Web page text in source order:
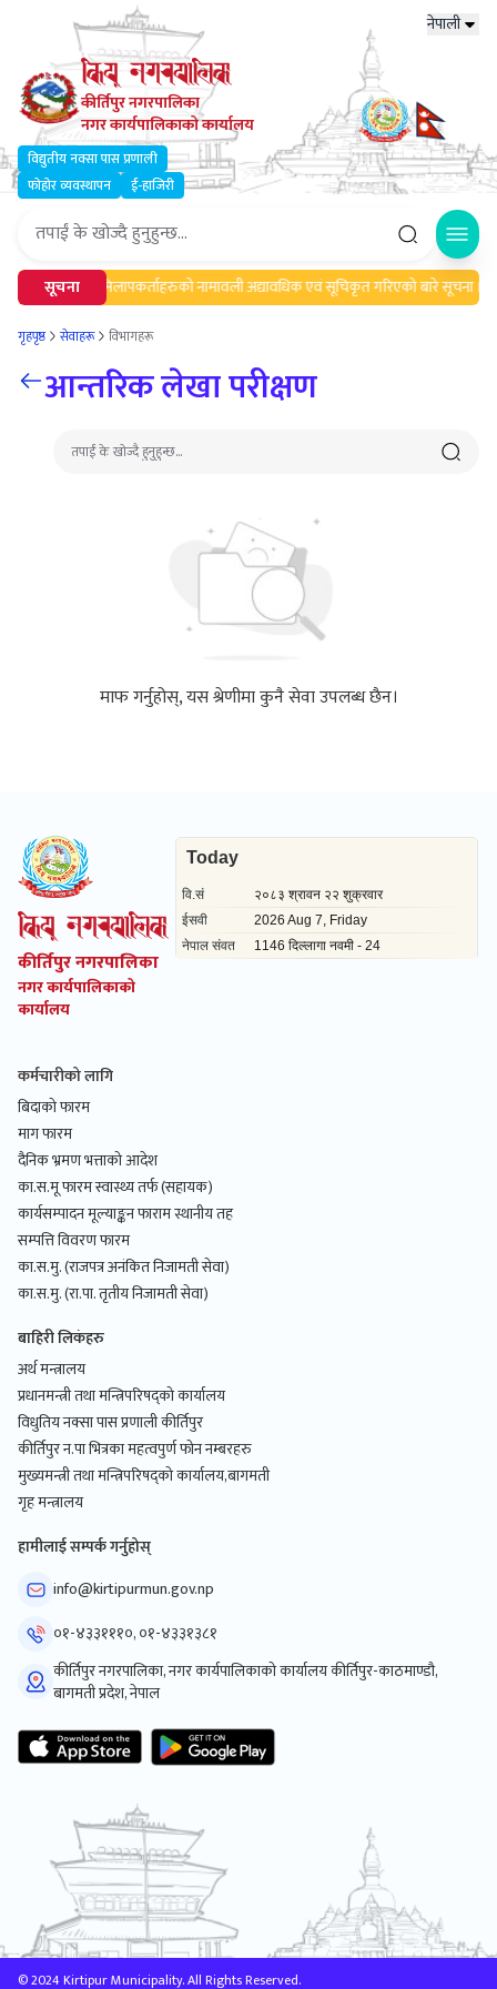
नेपाली
कीर्तिपुर नगरपालिका
नगर कार्यपालिकाको कार्यालय
विद्युतीय नक्सा पास प्रणाली
फोहोर व्यवस्थापन
ई-हाजिरी
सूचनामेलमिलापकर्ताहरुको नामावली अद्यावधिक एवं सूचिकृत गरिएको बारे सूचना ।
गृहपृष्ठ सेवाहरू विभागहरू
आन्तरिक लेखा परीक्षण
माफ गर्नुहोस्, यस श्रेणीमा कुनै सेवा उपलब्ध छैन।
कीर्तिपुर नगरपालिका
नगर कार्यपालिकाको
कार्यालय
कर्मचारीको लागि
बिदाको फारम
माग फारम
दैनिक भ्रमण भत्ताको आदेश
का.स.मू फारम स्वास्थ्य तर्फ (सहायक)
कार्यसम्पादन मूल्याङ्कन फाराम स्थानीय तह
सम्पत्ति विवरण फारम
का.स.मु. (राजपत्र अनंकित निजामती सेवा)
का.स.मु. (रा.पा. तृतीय निजामती सेवा)
बाहिरी लिकंहरु
अर्थ मन्त्रालय
प्रधानमन्त्री तथा मन्त्रिपरिषद्को कार्यालय
विधुतिय नक्सा पास प्रणाली कीर्तिपुर
कीर्तिपुर न.पा भित्रका महत्वपुर्ण फोन नम्बरहरु
मुख्यमन्त्री तथा मन्त्रिपरिषद्को कार्यालय,बागमती
गृह मन्त्रालय
हामीलाई सम्पर्क गर्नुहोस्
info@kirtipurmun.gov.np
०१-४३३१११०, ०१-४३३१३८१
कीर्तिपुर नगरपालिका, नगर कार्यपालिकाको कार्यालय कीर्तिपुर-काठमाण्डौ,
बागमती प्रदेश, नेपाल
© 2024 Kirtipur Municipality. All Rights Reserved.